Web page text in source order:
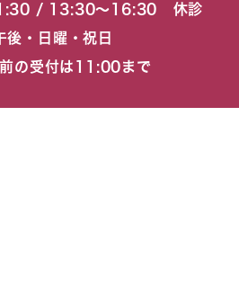
/ 13:30〜16:30 休診
後・日曜・祝日
の受付は11:00まで